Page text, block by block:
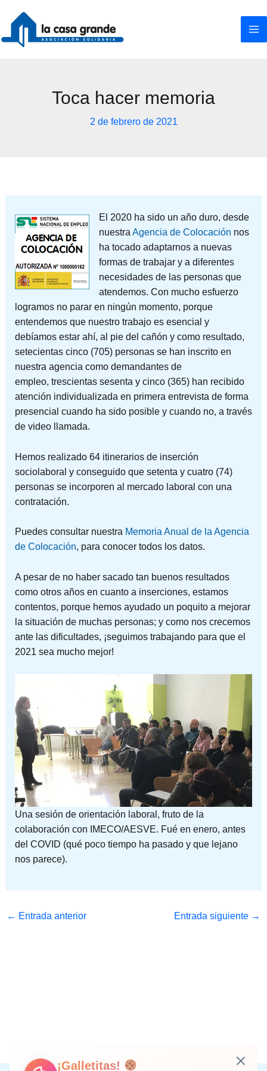
contenido
Toca hacer memoria
2 de febrero de 2021
El 2020 ha sido un año duro, desde
nuestra Agencia de Colocación nos
ha tocado adaptarnos a nuevas
formas de trabajar y a diferentes
necesidades de las personas que
atendemos. Con mucho esfuerzo
logramos no parar en ningún momento, porque
entendemos que nuestro trabajo es esencial y
debíamos estar ahí, al pie del cañón y como resultado,
setecientas cinco (705) personas se han inscrito en
nuestra agencia como demandantes de
empleo, trescientas sesenta y cinco (365) han recibido
atención individualizada en primera entrevista de forma
presencial cuando ha sido posible y cuando no, a través
de video llamada.
Hemos realizado 64 itinerarios de inserción
sociolaboral y conseguido que setenta y cuatro (74)
personas se incorporen al mercado laboral con una
contratación.
Puedes consultar nuestra Memoria Anual de la Agencia
de Colocación, para conocer todos los datos.
A pesar de no haber sacado tan buenos resultados
como otros años en cuanto a inserciones, estamos
contentos, porque hemos ayudado un poquito a mejorar
la situación de muchas personas; y como nos crecemos
ante las dificultades, ¡seguimos trabajando para que el
2021 sea mucho mejor!
Una sesión de orientación laboral, fruto de la
colaboración con IMECO/AESVE. Fué en enero, antes
del COVID (qué poco tiempo ha pasado y que lejano
nos parece).
← Entrada anterior Entrada siguiente →
¡Galletitas!